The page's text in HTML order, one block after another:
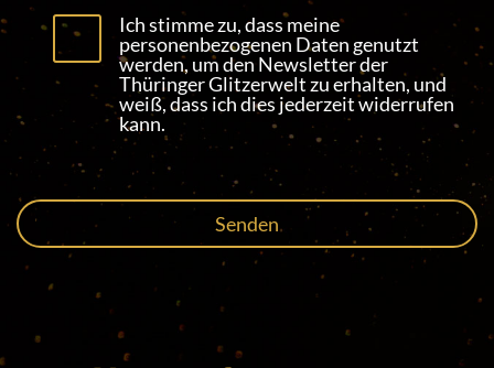
Ich stimme zu, dass meine
personenbezogenen Daten genutzt
werden, um den Newsletter der
Thüringer Glitzerwelt zu erhalten, und
weiß, dass ich dies jederzeit widerrufen
kann.